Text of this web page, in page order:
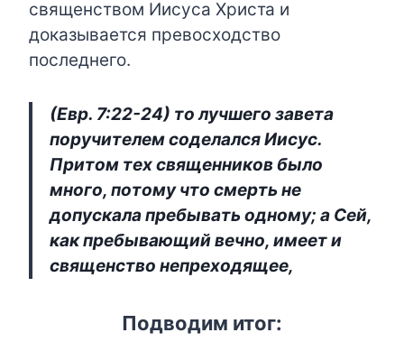
священством Иисуса Христа и
доказывается превосходство
последнего.
(Евр. 7:22-24) то лучшего завета
поручителем соделался Иисус.
Притом тех священников было
много, потому что смерть не
допускала пребывать одному; а Сей,
как пребывающий вечно, имеет и
священство непреходящее,
Подводим итог: